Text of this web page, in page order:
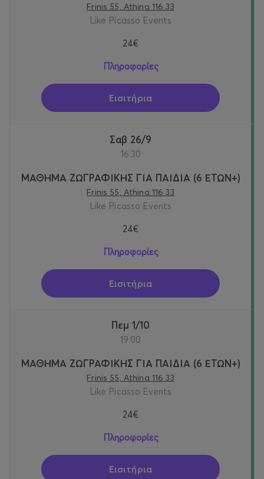
Frinis 55, Athina 116 33
Like Picasso Events
24€
Πληροφορίες
Εισιτήρια
Σαβ 26/9
16:30
ΜΑΘΗΜΑ ΖΩΓΡΑΦΙΚΗΣ ΓΙΑ ΠΑΙΔΙΑ (6 ΕΤΩΝ+)
Frinis 55, Athina 116 33
Like Picasso Events
24€
Πληροφορίες
Εισιτήρια
Πεμ 1/10
19:00
ΜΑΘΗΜΑ ΖΩΓΡΑΦΙΚΗΣ ΓΙΑ ΠΑΙΔΙΑ (6 ΕΤΩΝ+)
Frinis 55, Athina 116 33
Like Picasso Events
24€
Πληροφορίες
Εισιτήρια